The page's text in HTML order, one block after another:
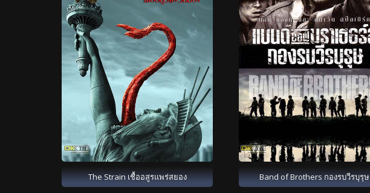
The Strain เชื้ออสูรแพร่สยอง Band of Brothers กองรบวีรบุรุษ